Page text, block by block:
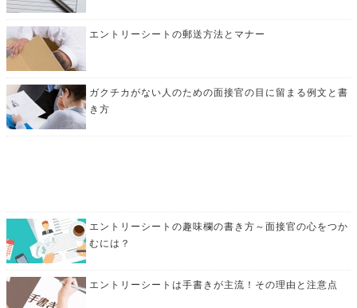
エントリーシートの郵送方法とマナー
ガクチカがない人のための面接官の目に留まる例文と書
き方
エントリーシートの趣味欄の書き方～面接官の心をつか
むには？
エントリーシートは手書きが主流！その理由と注意点